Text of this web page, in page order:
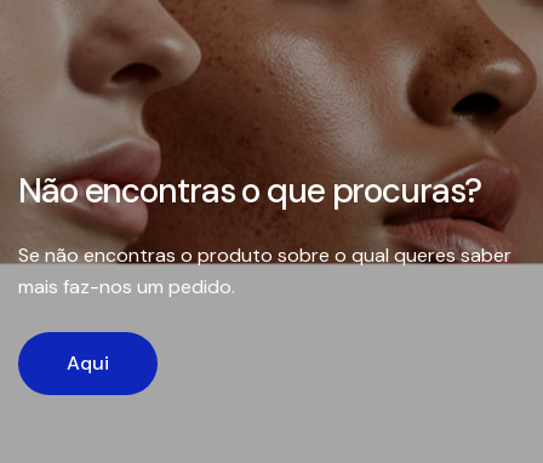
Não encontras o que procuras?
Se não encontras o produto sobre o qual queres saber
mais faz-nos um pedido.
Aqui